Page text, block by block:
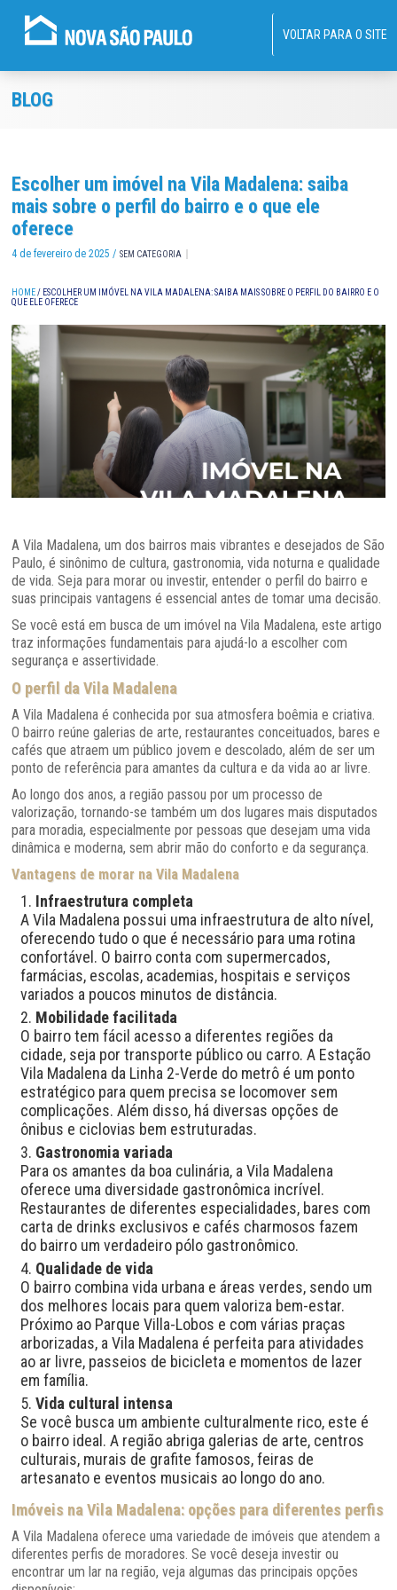
VOLTAR PARA O SITE
BLOG
Escolher um imóvel na Vila Madalena: saiba
mais sobre o perfil do bairro e o que ele
oferece
4 de fevereiro de 2025 / SEM CATEGORIA
HOME/ ESCOLHER UM IMÓVEL NA VILA MADALENA: SAIBA MAIS SOBRE O PERFIL DO BAIRRO E O
QUE ELE OFERECE
A Vila Madalena, um dos bairros mais vibrantes e desejados de São
Paulo, é sinônimo de cultura, gastronomia, vida noturna e qualidade
de vida. Seja para morar ou investir, entender o perfil do bairro e
suas principais vantagens é essencial antes de tomar uma decisão.
Se você está em busca de um imóvel na Vila Madalena, este artigo
traz informações fundamentais para ajudá-lo a escolher com
segurança e assertividade.
O perfil da Vila Madalena
A Vila Madalena é conhecida por sua atmosfera boêmia e criativa.
O bairro reúne galerias de arte, restaurantes conceituados, bares e
cafés que atraem um público jovem e descolado, além de ser um
ponto de referência para amantes da cultura e da vida ao ar livre.
Ao longo dos anos, a região passou por um processo de
valorização, tornando-se também um dos lugares mais disputados
para moradia, especialmente por pessoas que desejam uma vida
dinâmica e moderna, sem abrir mão do conforto e da segurança.
Vantagens de morar na Vila Madalena
Infraestrutura completa
A Vila Madalena possui uma infraestrutura de alto nível,
oferecendo tudo o que é necessário para uma rotina
confortável. O bairro conta com supermercados,
farmácias, escolas, academias, hospitais e serviços
variados a poucos minutos de distância.
Mobilidade facilitada
O bairro tem fácil acesso a diferentes regiões da
cidade, seja por transporte público ou carro. A Estação
Vila Madalena da Linha 2-Verde do metrô é um ponto
estratégico para quem precisa se locomover sem
complicações. Além disso, há diversas opções de
ônibus e ciclovias bem estruturadas.
Gastronomia variada
Para os amantes da boa culinária, a Vila Madalena
oferece uma diversidade gastronômica incrível.
Restaurantes de diferentes especialidades, bares com
carta de drinks exclusivos e cafés charmosos fazem
do bairro um verdadeiro pólo gastronômico.
Qualidade de vida
O bairro combina vida urbana e áreas verdes, sendo um
dos melhores locais para quem valoriza bem-estar.
Próximo ao Parque Villa-Lobos e com várias praças
arborizadas, a Vila Madalena é perfeita para atividades
ao ar livre, passeios de bicicleta e momentos de lazer
em família.
Vida cultural intensa
Se você busca um ambiente culturalmente rico, este é
o bairro ideal. A região abriga galerias de arte, centros
culturais, murais de grafite famosos, feiras de
artesanato e eventos musicais ao longo do ano.
Imóveis na Vila Madalena: opções para diferentes perfis
A Vila Madalena oferece uma variedade de imóveis que atendem a
diferentes perfis de moradores. Se você deseja investir ou
encontrar um lar na região, veja algumas das principais opções